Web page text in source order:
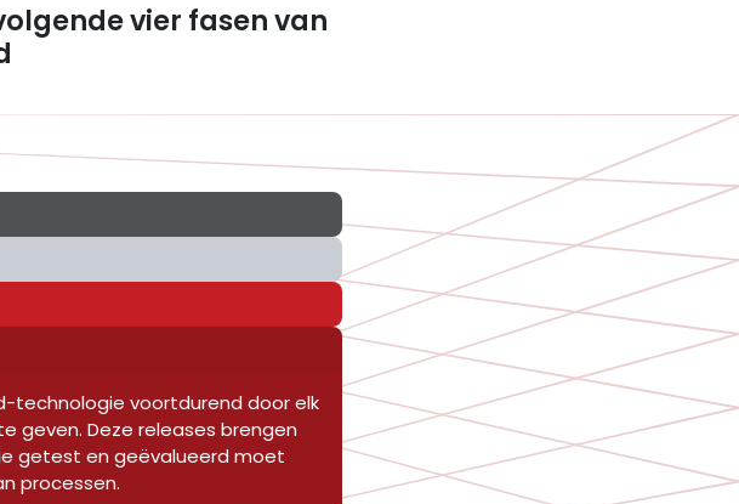
vier fasen van
technologie voortdurend door elk
geven. Deze releases brengen
getest en geëvalueerd moet
processen.